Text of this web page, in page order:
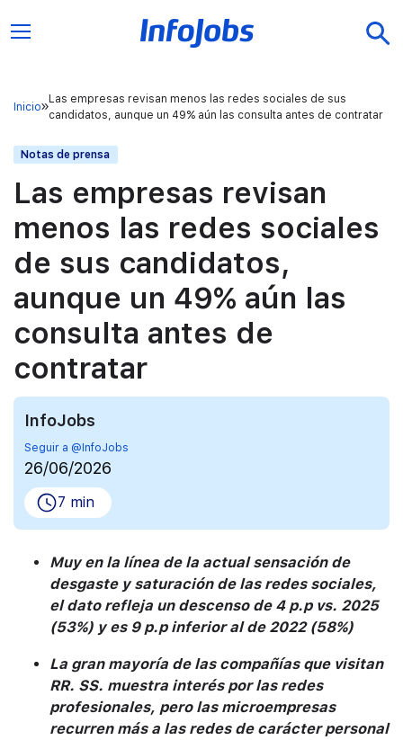
Inicio
Las empresas revisan menos las redes sociales de sus
candidatos, aunque un 49% aún las consulta antes de contratar
Notas de prensa
Las empresas revisan
menos las redes sociales
de sus candidatos,
aunque un 49% aún las
consulta antes de
contratar
InfoJobs
Seguir a @InfoJobs
26/06/2026
7 min
Muy en la línea de la actual sensación de
desgaste y saturación de las redes sociales,
el dato refleja un descenso de 4 p.p vs. 2025
(53%) y es 9 p.p inferior al de 2022 (58%)
La gran mayoría de las compañías que visitan
RR. SS. muestra interés por las redes
profesionales, pero las microempresas
recurren más a las redes de carácter personal